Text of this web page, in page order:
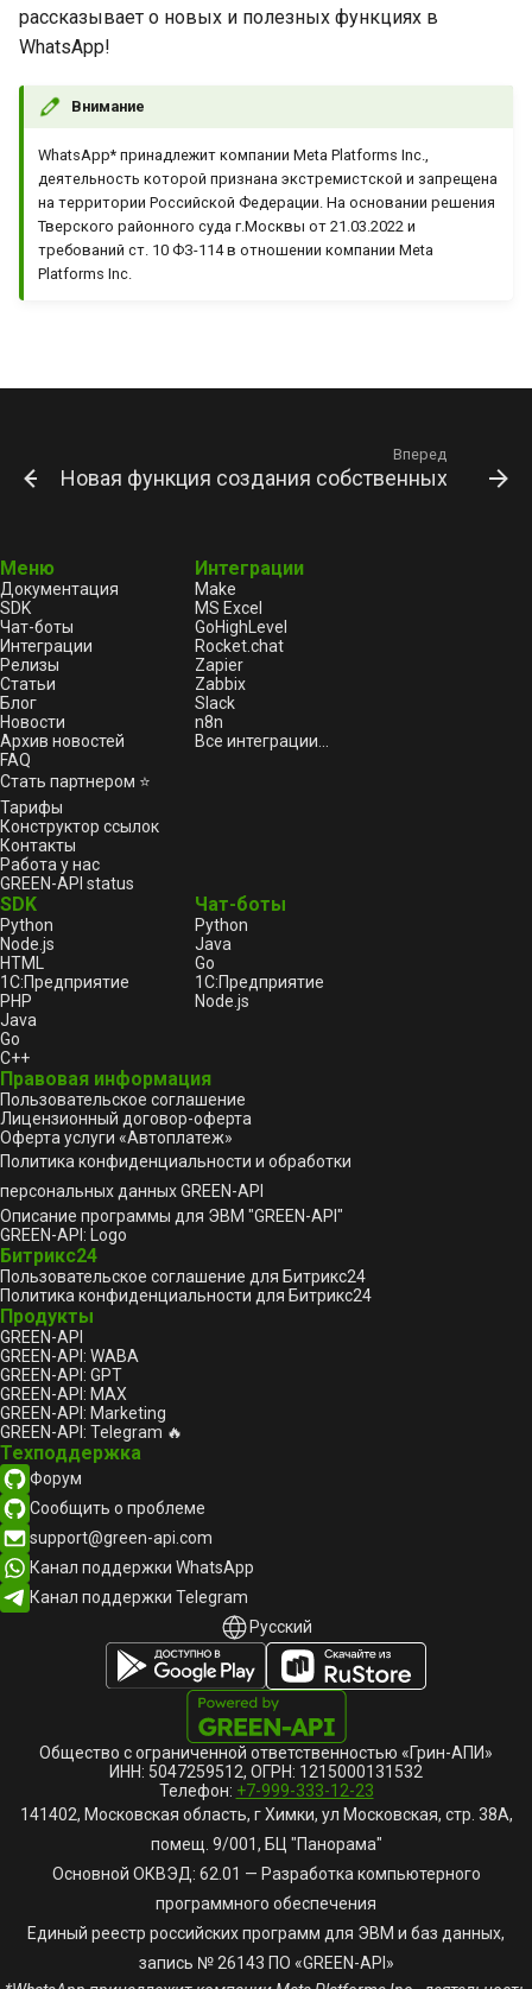
рассказывает о новых и полезных функциях в
WhatsApp!
Внимание
WhatsApp* принадлежит компании Meta Platforms Inc.,
деятельность которой признана экстремистской и запрещена
на территории Российской Федерации. На основании решения
Тверского районного суда г.Москвы от 21.03.2022 и
требований ст. 10 ФЗ-114 в отношении компании Meta
Platforms Inc.
Вперед
Новая функция создания собственных
Меню
Документация
SDK
Чат-боты
Интеграции
Релизы
Статьи
Блог
Новости
Архив новостей
FAQ
Стать партнером ⭐
Тарифы
Конструктор ссылок
Контакты
Работа у нас
GREEN-API status
Интеграции
Make
MS Excel
GoHighLevel
Rocket.chat
Zapier
Zabbix
Slack
n8n
Все интеграции...
SDK
Python
Node.js
HTML
1С:Предприятие
PHP
Java
Go
C++
Чат-боты
Python
Java
Go
1С:Предприятие
Node.js
Правовая информация
Пользовательское соглашение
Лицензионный договор-оферта
Оферта услуги «Автоплатеж»
Политика конфиденциальности и обработки
персональных данных GREEN-API
Описание программы для ЭВМ "GREEN-API"
GREEN-API: Logo
Битрикс24
Пользовательское соглашение для Битрикс24
Политика конфиденциальности для Битрикс24
Продукты
GREEN-API
GREEN-API: WABA
GREEN-API: GPT
GREEN-API: MAX
GREEN-API: Marketing
GREEN-API: Telegram 🔥
Техподдержка
Форум
Сообщить о проблеме
support@green-api.com
Канал поддержки WhatsApp
Канал поддержки Telegram
Русский
Русский
English
Общество с ограниченной ответственностью «Грин-АПИ»
ИНН: 5047259512, ОГРН: 1215000131532
Телефон: +7-999-333-12-23
141402, Московская область, г Химки, ул Московская, стр. 38А,
помещ. 9/001, БЦ "Панорама"
Основной ОКВЭД: 62.01 — Разработка компьютерного
программного обеспечения
Единый реестр российских программ для ЭВМ и баз данных,
запись № 26143 ПО «GREEN-API»